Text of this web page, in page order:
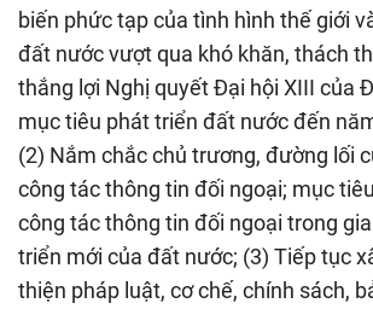
biến phức tạp của tình hình thế giới
đất nước vượt qua khó khăn, thách
thắng lợi Nghị quyết Đại hội XIII của
mục tiêu phát triển đất nước đến
(2) Nắm chắc chủ trương, đường lối
công tác thông tin đối ngoại; mục
công tác thông tin đối ngoại trong
triển mới của đất nước; (3) Tiếp tục
thiện pháp luật, cơ chế, chính sách,